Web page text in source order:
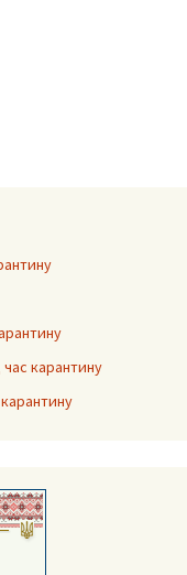
час карантину